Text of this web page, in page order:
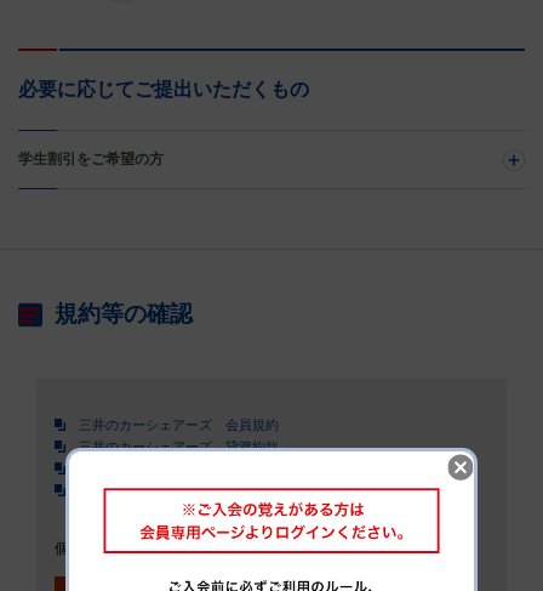
必要に応じてご提出いただくもの
学生割引をご希望の方
規約等の確認
三井のカーシェアーズ 会員規約
三井のカーシェアーズ 貸渡約款
三井不動産リアルティ 個人情報の取り扱いについて
個人情報の取り扱いについて、会員規約、貸渡約款を承認する